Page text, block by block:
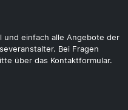
und einfach alle Angebote der
Bei Fragen
über das Kontaktformular.